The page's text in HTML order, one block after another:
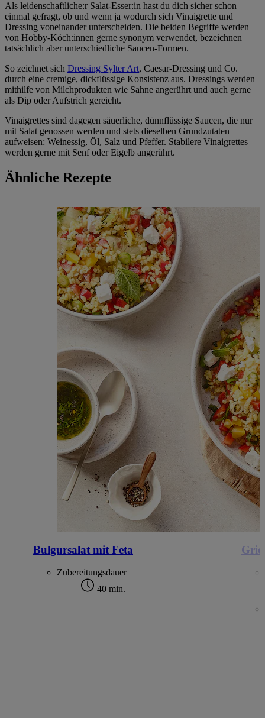
Als leidenschaftliche:r Salat-Esser:in hast du dich sicher schon
einmal gefragt, ob und wenn ja wodurch sich Vinaigrette und
Dressing voneinander unterscheiden. Die beiden Begriffe werden
von Hobby-Köch:innen gerne synonym verwendet, bezeichnen
tatsächlich aber unterschiedliche Saucen-Formen.
So zeichnet sich Dressing Sylter Art, Caesar-Dressing und Co.
durch eine cremige, dickflüssige Konsistenz aus. Dressings werden
mithilfe von Milchprodukten wie Sahne angerührt und auch gerne
als Dip oder Aufstrich gereicht.
Vinaigrettes sind dagegen säuerliche, dünnflüssige Saucen, die nur
mit Salat genossen werden und stets dieselben Grundzutaten
aufweisen: Weinessig, Öl, Salz und Pfeffer. Stabilere Vinaigrettes
werden gerne mit Senf oder Eigelb angerührt.
Ähnliche Rezepte
Bulgursalat mit Feta
Zubereitungsdauer
40 min.